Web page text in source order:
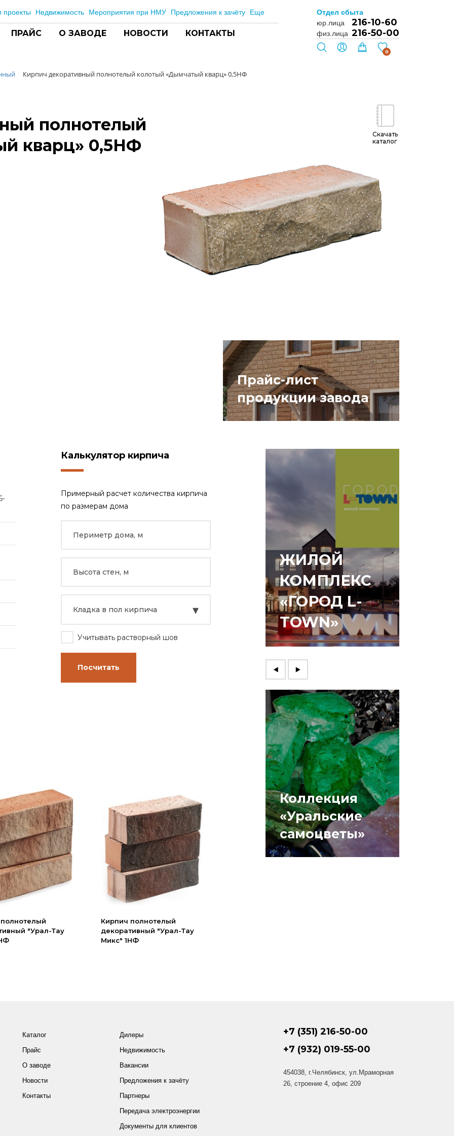
проекты Недвижимость Мероприятия при НМУ Предложения к зачёту Еще
ПРАЙС О ЗАВОДЕ НОВОСТИ КОНТАКТЫ
Отдел сбыта
юр.лица
216-10-60
физ.лица 216-50-00
0
Кирпич декоративный полнотелый колотый «Дымчатый кварц» 0,5НФ
полнотелый
кварц» 0,5НФ
Скачать
каталог
Прайс-лист
продукции завода
Калькулятор кирпича
Примерный расчет количества кирпича
по размерам дома
Кладка в пол кирпича ▾
Учитывать растворный шов
Посчитать
"Урал-Тау
Кирпич полнотелый
декоративный "Урал-Тау
Микс" 1НФ
ЖИЛОЙ
КОМПЛЕКС
«ГОРОД L-
TOWN»
Коллекция
«Уральские
самоцветы»
Каталог
Прайс
О заводе
Новости
Контакты
Дилеры
Недвижимость
Вакансии
Предложения к зачёту
Партнеры
Передача электроэнергии
Документы для клиентов
+7 (351) 216-50-00
+7 (932) 019-55-00
454038, г.Челябинск, ул.Мраморная
26, строение 4, офис 209